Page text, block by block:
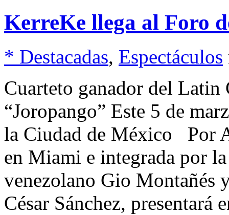
KerreKe llega al Foro
* Destacadas, Espectáculos
Cuarteto ganador del Latin
“Joropango” Este 5 de
la Ciudad de México Por
en Miami e integrada por
venezolano Gio Montañés
César Sánchez,